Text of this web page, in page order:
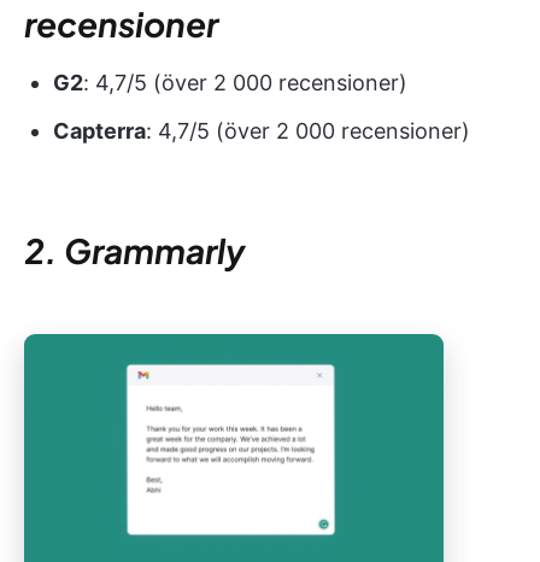
recensioner
G2: 4,7/5 (över 2 000 recensioner)
Capterra: 4,7/5 (över 2 000 recensioner)
2. Grammarly